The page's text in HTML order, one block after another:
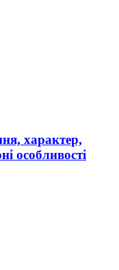
характер,
особливості